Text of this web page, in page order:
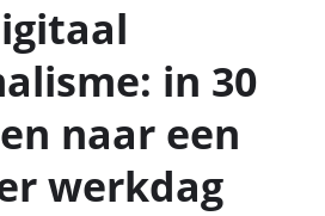
in 30
naar een
werkdag